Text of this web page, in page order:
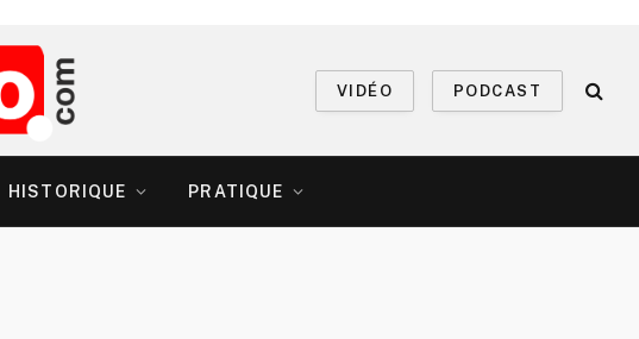
VIDÉO PODCAST
HISTORIQUE PRATIQUE